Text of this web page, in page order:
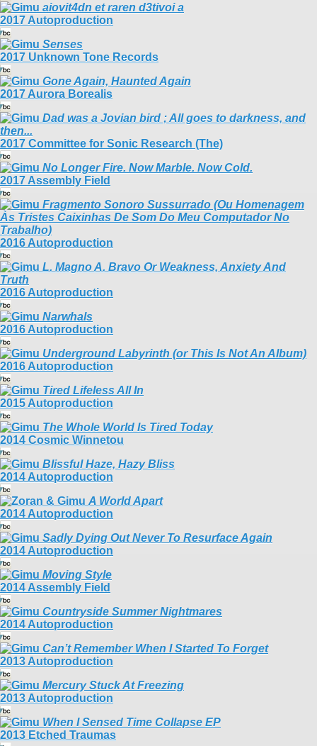
aiovit4dn et raren d3tivoi a
2017 Autoproduction
Senses
2017 Unknown Tone Records
Gone Again, Haunted Again
2017 Aurora Borealis
Dad was a Jovian bird ; All goes to darkness, and
then​.​.​.
2017 Committee for Sonic Research (The)
No Longer Fire. Now Marble. Now Cold.
2017 Assembly Field
Fragmento Sonoro Sussurrado (Ou Homenagem
Às Tristes Caixinhas De Som Do Meu Computador No
Trabalho)
2016 Autoproduction
L. Magno A. Bravo Or Weakness, Anxiety And
Truth
2016 Autoproduction
Narwhals
2016 Autoproduction
Underground Labyrinth (or This Is Not An Album)
2016 Autoproduction
Tired Lifeless All In
2015 Autoproduction
The Whole World Is Tired Today
2014 Cosmic Winnetou
Blissful Haze, Hazy Bliss
2014 Autoproduction
A World Apart
2014 Autoproduction
Sadly Dying Out Never To Resurface Again
2014 Autoproduction
Moving Style
2014 Assembly Field
Countryside Summer Nightmares
2014 Autoproduction
Can’t Remember When I Started To Forget
2013 Autoproduction
Mercury Stuck At Freezing
2013 Autoproduction
When I Sensed Time Collapse EP
2013 Etched Traumas